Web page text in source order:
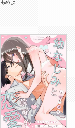
あめよ